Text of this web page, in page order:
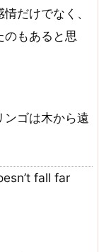
だけでなく、
のもあると思
ンゴは木から遠
fall far